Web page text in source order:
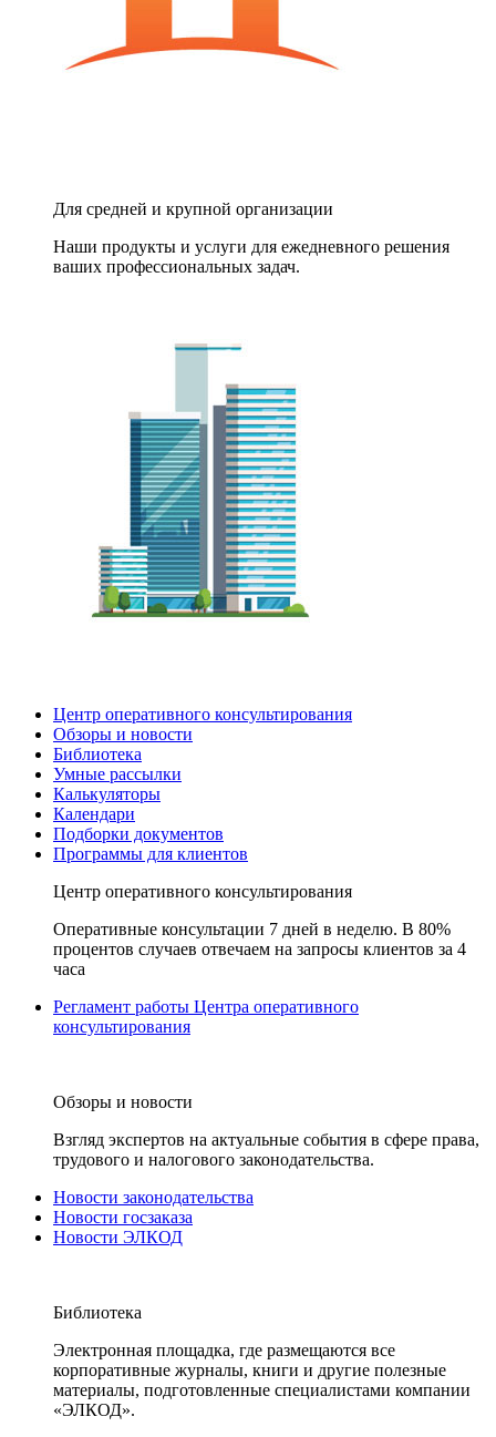
Для средней и крупной организации
Наши продукты и услуги для ежедневного решения
ваших профессиональных задач.
Центр оперативного консультирования
Обзоры и новости
Библиотека
Умные рассылки
Калькуляторы
Календари
Подборки документов
Программы для клиентов
Центр оперативного консультирования
Оперативные консультации 7 дней в неделю. В 80%
процентов случаев отвечаем на запросы клиентов за 4
часа
Регламент работы Центра оперативного
консультирования
Обзоры и новости
Взгляд экспертов на актуальные события в сфере права,
трудового и налогового законодательства.
Новости законодательства
Новости госзаказа
Новости ЭЛКОД
Библиотека
Электронная площадка, где размещаются все
корпоративные журналы, книги и другие полезные
материалы, подготовленные специалистами компании
«ЭЛКОД».